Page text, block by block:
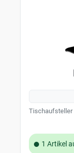
Tischaufsteller
1 Artikel